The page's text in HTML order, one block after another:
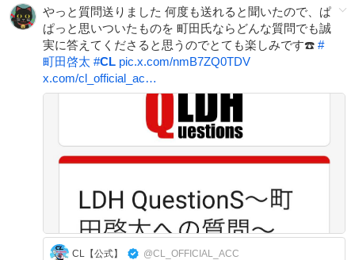
やっと質問送りました 何度も送れると聞いたので、ぱ
ぱっと思いついたものを 町田氏ならどんな質問でも誠
実に答えてくださると思うのでとても楽しみです☎️ #
町田啓太 #CL pic.x.com/nmB7ZQ0TDV
x.com/cl_official_ac…
CL【公式】 @CL_OFFICIAL_ACC